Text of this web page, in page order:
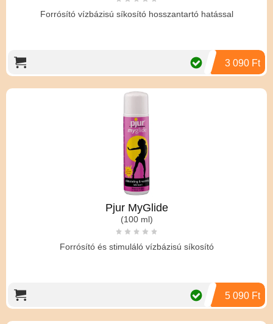
Forrósító vízbázisú síkosító hosszantartó hatással
3 090 Ft
Pjur MyGlide
(100 ml)
Forrósító és stimuláló vízbázisú síkosító
5 090 Ft